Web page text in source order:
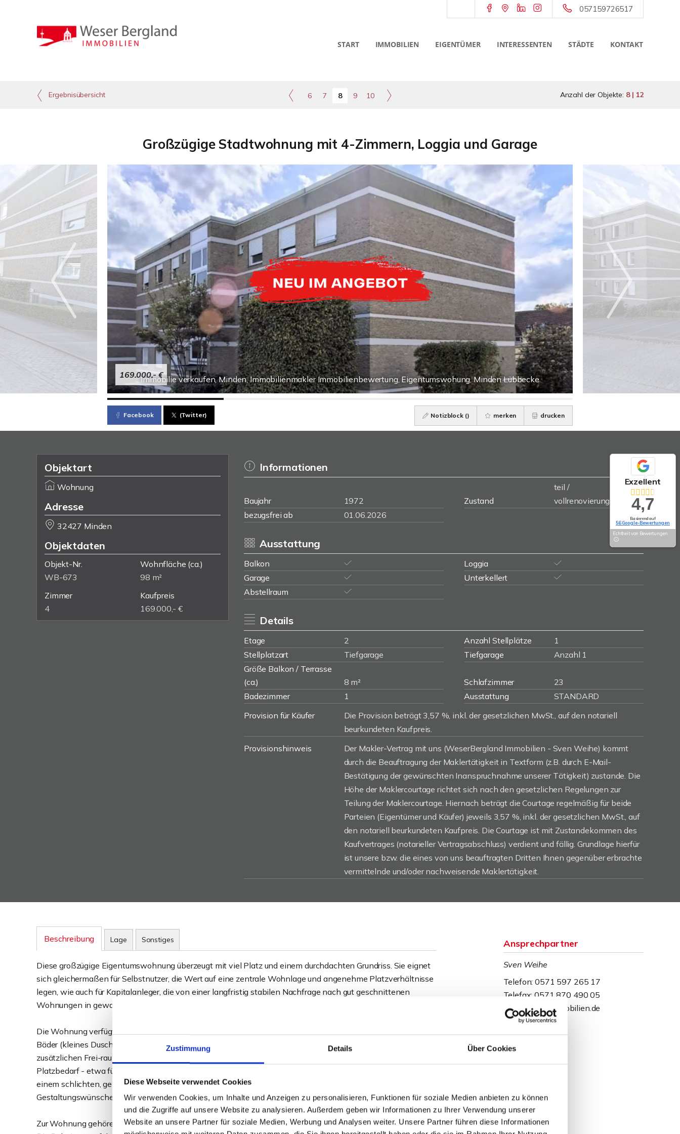
Zustimmung Details Über Cookies
Diese Webseite verwendet Cookies
Wir verwenden Cookies, um Inhalte und Anzeigen zu personalisieren, Funktionen für soziale Medien anbieten zu können
und die Zugriffe auf unsere Website zu analysieren. Außerdem geben wir Informationen zu Ihrer Verwendung unserer
Website an unsere Partner für soziale Medien, Werbung und Analysen weiter. Unsere Partner führen diese Informationen
057159726517
START IMMOBILIEN EIGENTÜMER INTERESSENTEN STÄDTE KONTAKT
Ergebnisübersicht 6 7 8 9 10 Anzahl der Objekte: 8 | 12
Großzügige Stadtwohnung mit 4-Zimmern, Loggia und Garage
Immobilie verkaufen, Minden, Immobilienmakler Immobilienbewertung, Eigentumswohung, Minden Lübbecke
169.000,- €
Facebook (Twitter) Notizblock () merken drucken
Objektart
Wohnung
Adresse
32427 Minden
Objektdaten
Objekt-Nr.
WB-673
Wohnfläche (ca.)
98 m²
Zimmer
4
Kaufpreis
169.000,- €
Informationen
Baujahr 1972 Zustand
teil /
vollrenovierungsbedürftig
bezugsfrei ab
01.06.2026
Ausstattung
Balkon
Loggia
Garage
Unterkellert
Abstellraum
Details
Etage 2 Anzahl Stellplätze
1
Stellplatzart
Tiefgarage Tiefgarage
Anzahl 1
Größe Balkon / Terrasse
(ca.)
8 m² Schlafzimmer
23
Badezimmer
1 Ausstattung
STANDARD
Provision für Käufer
Die Provision beträgt 3,57 %, inkl. der gesetzlichen MwSt., auf den notariell
beurkundeten Kaufpreis.
Provisionshinweis
Der Makler-Vertrag mit uns (WeserBergland Immobilien - Sven Weihe) kommt
durch die Beauftragung der Maklertätigkeit in Textform (z.B. durch E-Mail-
Bestätigung der gewünschten Inanspruchnahme unserer Tätigkeit) zustande. Die
Höhe der Maklercourtage richtet sich nach den gesetzlichen Regelungen zur
Teilung der Maklercourtage. Hiernach beträgt die Courtage regelmäßig für beide
Parteien (Eigentümer und Käufer) jeweils 3,57 %, inkl. der gesetzlichen MwSt., auf
den notariell beurkundeten Kaufpreis. Die Courtage ist mit Zustandekommen des
Kaufvertrages (notarieller Vertragsabschluss) verdient und fällig. Grundlage hierfür
ist unsere bzw. die eines von uns beauftragten Dritten Ihnen gegenüber erbrachte
vermittelnde und/oder nachweisende Maklertätigkeit.
Beschreibung Lage Sonstiges
Diese großzügige Eigentumswohnung überzeugt mit viel Platz und einem durchdachten Grundriss. Sie eignet
sich gleichermaßen für Selbstnutzer, die Wert auf eine zentrale Wohnlage und angenehme Platzverhältnisse
legen, wie auch für Kapitalanleger, die von einer langfristig stabilen Nachfrage nach gut geschnittenen
Wohnungen in gewachsenen Wohnlagen profitieren möchten.
Die Wohnung verfügt über eine Wohnfläche von ca. 98 m² und bietet vier Zimmer, eine separate Küche, zwei
Bäder (kleines Duschbad mit WC + größeres Wannenbad mit Doppelwaschtisch) sowie eine Loggia, die
zusätzlichen Frei-raum im Alltag schafft. Die Raumaufteilung ermöglicht sowohl Familien als auch Paaren mit
Platzbedarf - etwa für Homeoffice oder Gäste - eine flexible Nutzung. Die Ausstattung präsentiert sich in
einem schlichten, gepflegten Zustand und bietet eine solide Basis für individuelle Modernisierungs- oder
Gestaltungswünsche.
Zur Wohnung gehören zwei Kellerräume, zusätzlich steht ein gemeinschaftlicher Trockenkeller zur Verfügung.
Ansprechpartner
Sven Weihe
Telefon: 0571 597 265 17
Telefax: 0571 870 490 05
weihe@wb-immobilien.de
Exzellent
4,7
Basierend auf
56 Google-Bewertungen
Echtheit von Bewertungen